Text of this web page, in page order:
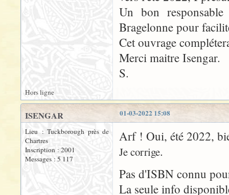
Un bon
Bragelonne pour
Cet ouvrage
Merci maitre Isengar.
S.
Hors ligne
01-03-2022 15:08
ISENGAR
Lieu : Tuckborough près de
Chartres
Inscription : 2001
Messages : 5 117
Arf ! Oui, été 2022,
Je corrige.
Pas d'ISBN connu
La seule info